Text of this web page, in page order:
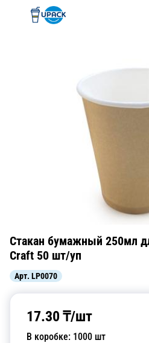
Стакан бумажный 250мл
Craft 50 шт/уп
Арт. LP0070
17.30 ₸/шт
В коробке: 1000 шт